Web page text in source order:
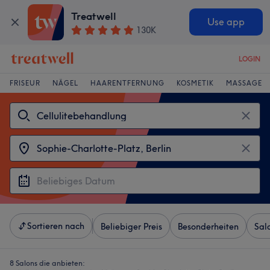
Treatwell
130K
Use app
LOGIN
FRISEUR NÄGEL HAARENTFERNUNG KOSMETIK MASSAGE
Sortieren nach Beliebiger Preis Besonderheiten
8 Salons die anbieten: